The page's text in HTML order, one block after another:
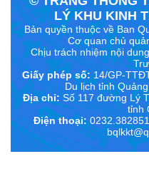
LÝ KHU KINH
Bản quyền thuộc về Ban
Cơ quan chủ
Chịu trách nhiệm nội
Giấy phép số:14/GP-
Du lịch tỉnh
Địa chỉ:Số 117 đường Lý
tỉnh
Điện thoại: